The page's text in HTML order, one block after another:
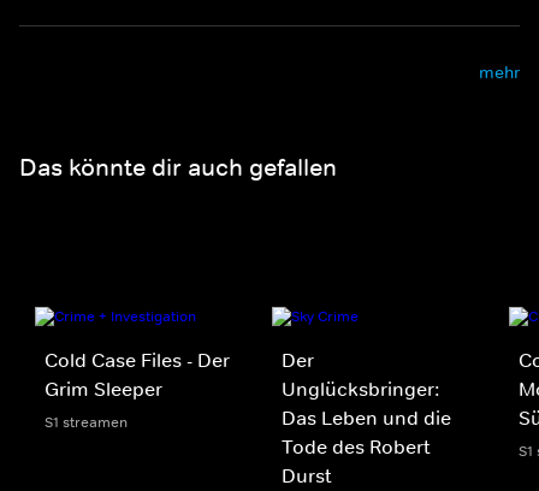
mehr
Das könnte dir auch gefallen
Cold Case Files - Der
Grim Sleeper
S1 streamen
Der
Unglücksbringer:
Das Leben und die
Tode des Robert
Durst